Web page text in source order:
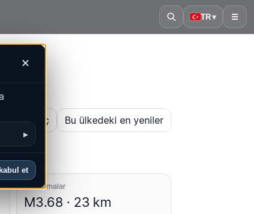
TR▾ ☰
✕
▸
et
aç Bu ülkedeki en yeniler
Ortalamalar
M3.68 · 23 km